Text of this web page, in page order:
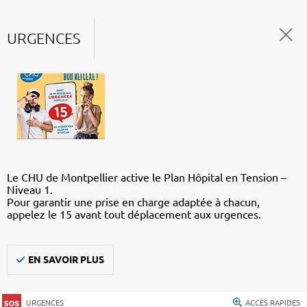
URGENCES
Le CHU de Montpellier active le Plan Hôpital en Tension –
Niveau 1.
Pour garantir une prise en charge adaptée à chacun,
appelez le 15 avant tout déplacement aux urgences.
EN SAVOIR PLUS
URGENCES ACCÈS RAPIDES